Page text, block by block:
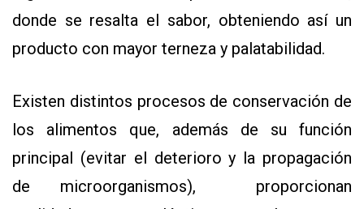
donde se resalta el sabor, obteniendo así un
producto con mayor terneza y palatabilidad.
Existen distintos procesos de conservación de
los alimentos que, además de su función
principal (evitar el deterioro y la propagación
de microorganismos), proporcionan